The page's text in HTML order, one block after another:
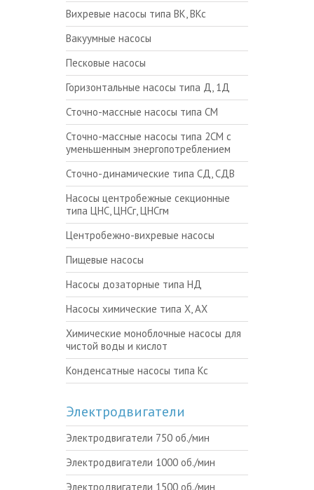
Вихревые насосы типа ВК, ВКс
Вакуумные насосы
Песковые насосы
Горизонтальные насосы типа Д, 1Д
Сточно-массные насосы типа СМ
Сточно-массные насосы типа 2СМ с
уменьшенным энергопотреблением
Сточно-динамические типа СД, СДВ
Насосы центробежные секционные
типа ЦНС, ЦНСг, ЦНСгм
Центробежно-вихревые насосы
Пищевые насосы
Насосы дозаторные типа НД
Насосы химические типа Х, АХ
Химические моноблочные насосы для
чистой воды и кислот
Конденсатные насосы типа Кс
Электродвигатели
Электродвигатели 750 об./мин
Электродвигатели 1000 об./мин
Электродвигатели 1500 об./мин